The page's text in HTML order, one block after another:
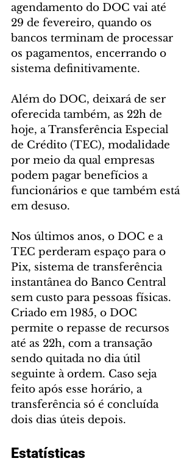
agendamento do DOC vai até
29 de fevereiro, quando os
bancos terminam de processar
os pagamentos, encerrando o
sistema definitivamente.
Além do DOC, deixará de ser
oferecida também, as 22h de
hoje, a Transferência Especial
de Crédito (TEC), modalidade
por meio da qual empresas
podem pagar benefícios a
funcionários e que também está
em desuso.
Nos últimos anos, o DOC e a
TEC perderam espaço para o
Pix, sistema de transferência
instantânea do Banco Central
sem custo para pessoas físicas.
Criado em 1985, o DOC
permite o repasse de recursos
até as 22h, com a transação
sendo quitada no dia útil
seguinte à ordem. Caso seja
feito após esse horário, a
transferência só é concluída
dois dias úteis depois.
Estatísticas